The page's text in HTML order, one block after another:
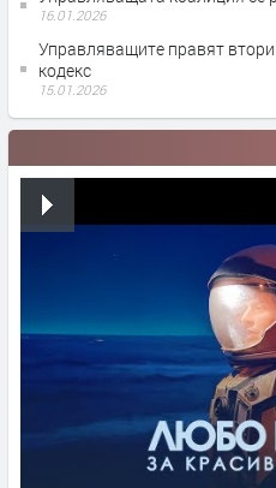
16.01.2026
Управляващите правят
кодекс
15.01.2026